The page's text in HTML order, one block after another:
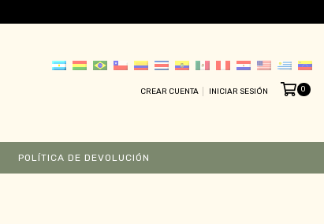
CREAR CUENTA INICIAR SESIÓN 0
POLÍTICA DE DEVOLUCIÓN